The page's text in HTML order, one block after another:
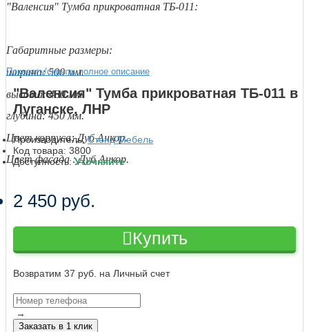
"Валенсия" Тумба прикроватная ТБ-011:
Габаритные размеры:
ширина: 500 мм.
высота: 430 мм.
глубина: 450 мм.
Цвет корпуса: Дуб Анкор.
Цвет фасада : Дуб Анкор.
Показать/скрыть полное описание
"Валенсия" Тумба прикроватная ТБ-011 в
Луганске, ЛНР
Производитель:Стенд Мебель
Код товара: 3800
Доступность:Уточняйте
2 450 руб.
Купить
Возвратим 37 руб. на Личный счет
→
Заказать в 1 клик